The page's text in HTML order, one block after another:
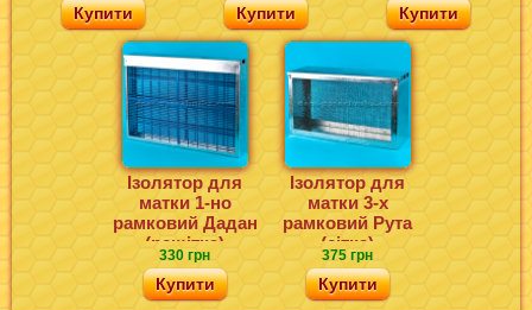
Купити Купити Купити
Ізолятор для
матки 1-но
рамковий Дадан
(решітка)
330 грн
Купити
Ізолятор для
матки 3-х
рамковий Рута
(сітка)
375 грн
Купити